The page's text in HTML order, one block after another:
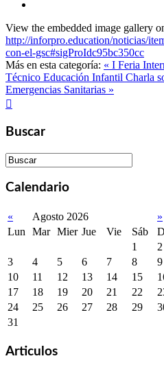
View the embedded image gallery
http://inforpro.education/noticias/
con-el-gsc#sigProIdc95bc350cc
Más en esta categoría: « I Feria
Técnico Educación Infantil Charla
Emergencias Sanitarias »

Buscar
Calendario
« Agosto 2026
»
Lun
Mar Mier Jue Vie Sáb
1
2
3
4 5 6 7 8
9
10
11 12 13 14 15
17
18 19 20 21 22
24
25 26 27 28 29
31
Articulos